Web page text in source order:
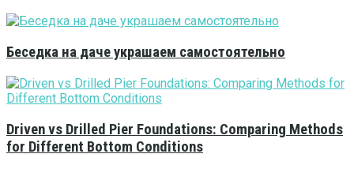
Беседка на даче украшаем самостоятельно
Driven vs Drilled Pier Foundations: Comparing Methods
for Different Bottom Conditions